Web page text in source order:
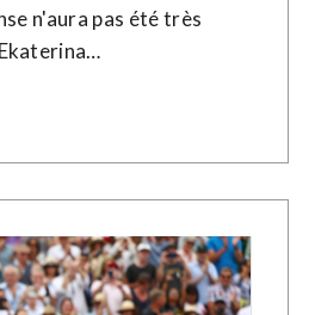
n'aura pas été très